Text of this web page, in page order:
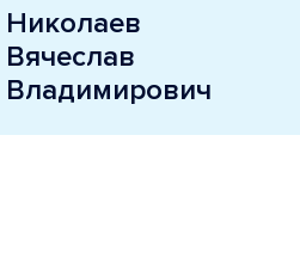
Николаев
Вячеслав
Владимирович